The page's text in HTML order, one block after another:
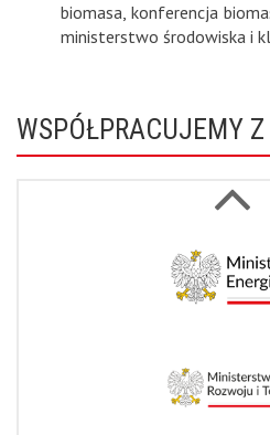
biomasa, konferencja
ministerstwo środowiska i
WSPÓŁPRACUJEMY Z